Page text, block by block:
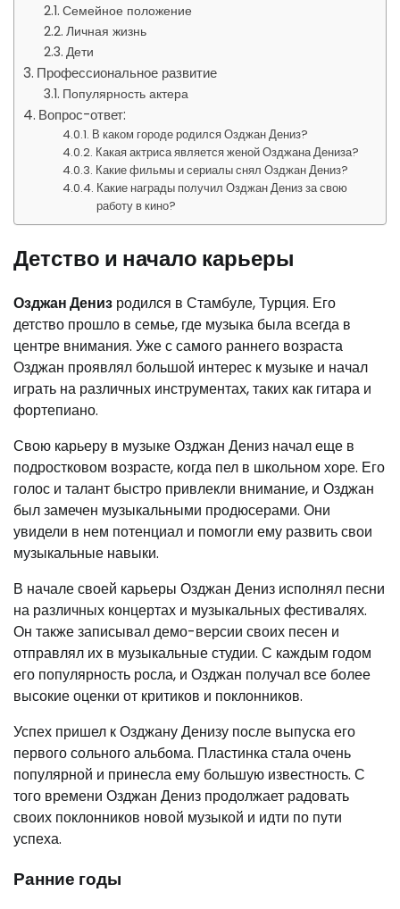
Семейное положение
Личная жизнь
Дети
Профессиональное развитие
Популярность актера
Вопрос-ответ:
В каком городе родился Озджан Дениз?
Какая актриса является женой Озджана Дениза?
Какие фильмы и сериалы снял Озджан Дениз?
Какие награды получил Озджан Дениз за свою
работу в кино?
Детство и начало карьеры
Озджан Дениз родился в Стамбуле, Турция. Его
детство прошло в семье, где музыка была всегда в
центре внимания. Уже с самого раннего возраста
Озджан проявлял большой интерес к музыке и начал
играть на различных инструментах, таких как гитара и
фортепиано.
Свою карьеру в музыке Озджан Дениз начал еще в
подростковом возрасте, когда пел в школьном хоре. Его
голос и талант быстро привлекли внимание, и Озджан
был замечен музыкальными продюсерами. Они
увидели в нем потенциал и помогли ему развить свои
музыкальные навыки.
В начале своей карьеры Озджан Дениз исполнял песни
на различных концертах и музыкальных фестивалях.
Он также записывал демо-версии своих песен и
отправлял их в музыкальные студии. С каждым годом
его популярность росла, и Озджан получал все более
высокие оценки от критиков и поклонников.
Успех пришел к Озджану Денизу после выпуска его
первого сольного альбома. Пластинка стала очень
популярной и принесла ему большую известность. С
того времени Озджан Дениз продолжает радовать
своих поклонников новой музыкой и идти по пути
успеха.
Ранние годы